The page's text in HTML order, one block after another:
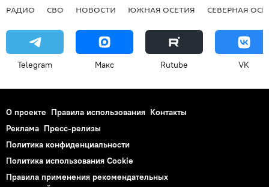
РАДИО СВО НОВОСТИ ЮЖНАЯ ОСЕТИЯ СЕВЕРНАЯ
Telegram Макс Rutube VK
О проекте Правила использования Контакты
Реклама Пресс-релизы
Политика конфиденциальности
Политика использования Cookie
Правила применения рекомендательных